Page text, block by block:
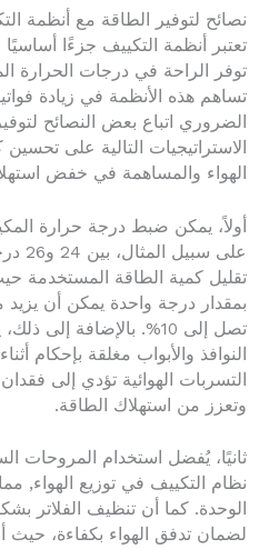
نصائح لتوفير الطاقة مع أنظمة
تعتبر أنظمة التكييف جزءًا
توفر الراحة في درجات الحرارة
تساهم هذه الأنظمة في زيادة
الضروري اتباع بعض النصائح
الاستراتيجيات التالية على
الهواء والمساهمة في خفض
أولاً، يمكن ضبط درجة حرارة
على
تقليل كمية الطاقة المستخدمة
بمقدار درجة واحدة يمكن أن يزيد
تصل إلى 10%. بالإضافة
النوافذ والأبواب مغلقة بإحكام
التسربات الهوائية تؤدي إلى
وتعزز من استهلاك الطاقة.
ثانيًا، يُفضل استخدام المروحات
نظام التكييف في توزيع الهواء,
الوحدة. كما أن تنظيف الفلاتر
لضمان تدفق الهواء بكفاءة، حيث